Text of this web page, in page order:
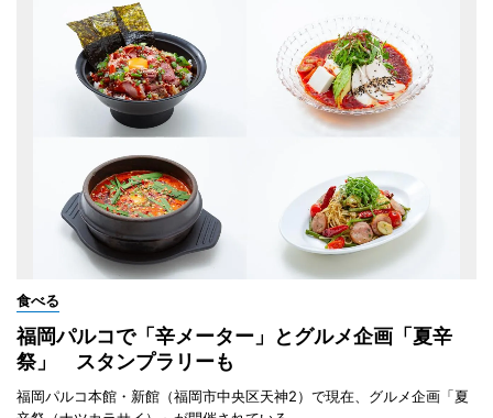
食べる
福岡パルコで「辛メーター」とグルメ企画「夏辛
祭」 スタンプラリーも
福岡パルコ本館・新館（福岡市中央区天神2）で現在、グルメ企画「夏